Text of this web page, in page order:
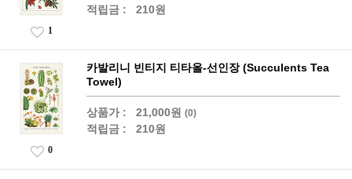
적립금 : 210원
1
카발리니 빈티지 티타올-선인장 (Succulents Tea
Towel)
상품가 : 21,000원 (0)
적립금 : 210원
0